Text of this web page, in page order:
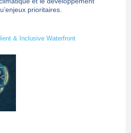
prioritaires.
& Inclusive Waterfront